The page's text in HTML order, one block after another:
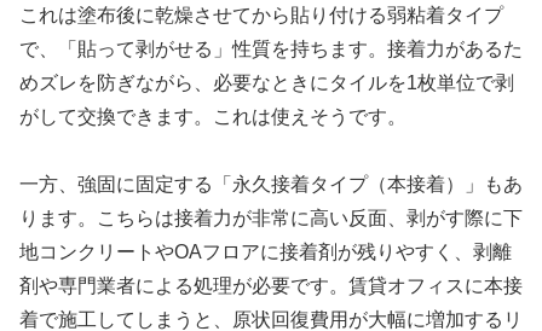
これは塗布後に乾燥させてから貼り付ける弱粘着タイプ
で、「貼って剥がせる」性質を持ちます。接着力があるた
めズレを防ぎながら、必要なときにタイルを1枚単位で剥
がして交換できます。これは使えそうです。
一方、強固に固定する「永久接着タイプ（本接着）」もあ
ります。こちらは接着力が非常に高い反面、剥がす際に下
地コンクリートやOAフロアに接着剤が残りやすく、剥離
剤や専門業者による処理が必要です。賃貸オフィスに本接
着で施工してしまうと、原状回復費用が大幅に増加するリ